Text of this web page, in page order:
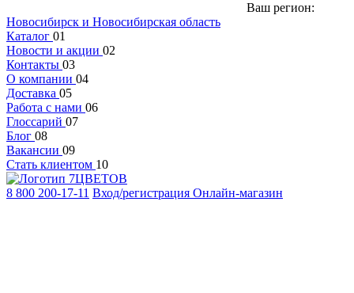
Ваш регион:
Новосибирск и Новосибирская область
Каталог 01
Новости и акции 02
Контакты 03
О компании 04
Доставка 05
Работа с нами 06
Глоссарий 07
Блог 08
Вакансии 09
Стать клиентом 10
8 800 200-17-11 Вход/регистрация Онлайн-магазин